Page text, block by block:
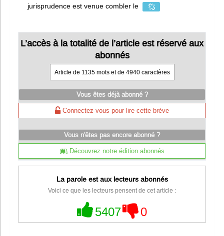
jurisprudence est venue combler le
L’accès à la totalité de l’article est réservé aux
abonnés
Article de 1135 mots et de 4940 caractères
Vous êtes déjà abonné ?
Connectez-vous pour lire cette brève
Vous n'êtes pas encore abonné ?
Découvrez notre édition abonnés
La parole est aux lecteurs abonnés
Voici ce que les lecteurs pensent de cet article :
5407 0